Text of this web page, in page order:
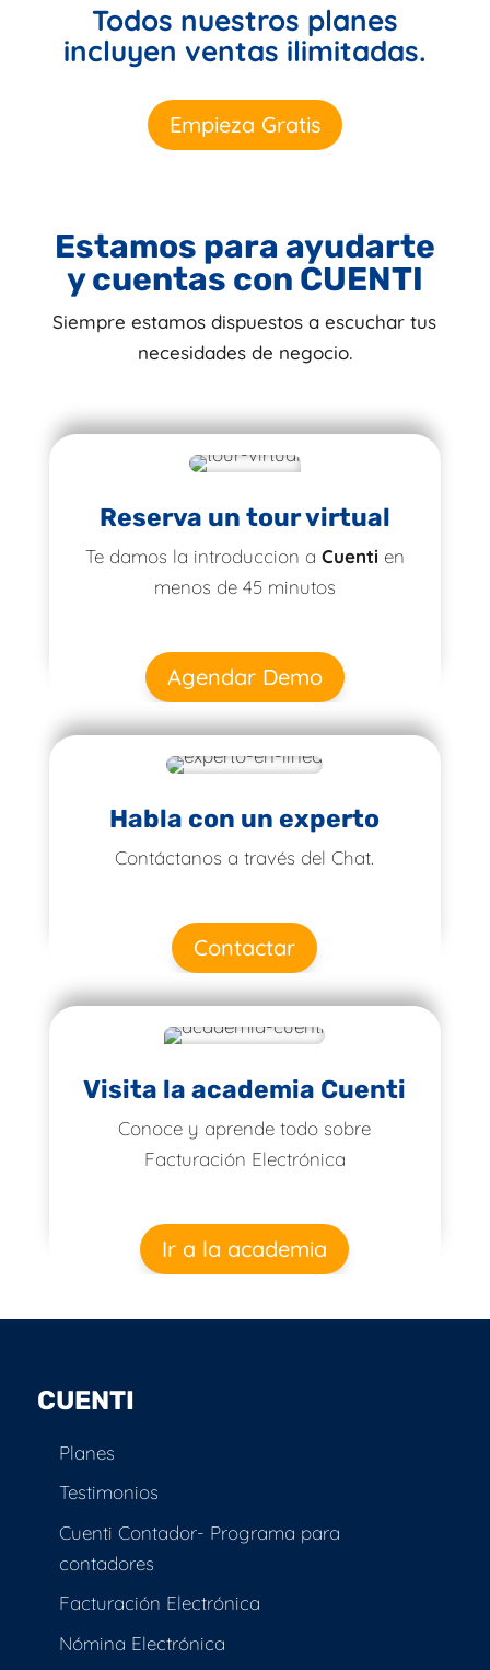
Todos nuestros planes
incluyen ventas ilimitadas.
Empieza Gratis
Estamos para ayudarte
y cuentas con CUENTI
Siempre estamos dispuestos a escuchar tus
necesidades de negocio.
Reserva un tour virtual
Te damos la introduccion a Cuenti en
menos de 45 minutos
Agendar Demo
Habla con un experto
Contáctanos a través del Chat.
Contactar
Visita la academia Cuenti
Conoce y aprende todo sobre
Facturación Electrónica
Ir a la academia
CUENTI
Planes
Testimonios
Cuenti Contador- Programa para
contadores
Facturación Electrónica
Nómina Electrónica